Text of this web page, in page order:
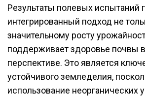
Результаты полевых испытаний
интегрированный подход не
значительному росту
поддерживает здоровье почвы
перспективе. Это является
устойчивого земледелия,
использование неорганических